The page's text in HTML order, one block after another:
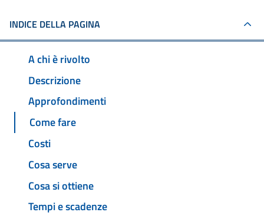
INDICE DELLA PAGINA
A chi è rivolto
Descrizione
Approfondimenti
Come fare
Costi
Cosa serve
Cosa si ottiene
Tempi e scadenze